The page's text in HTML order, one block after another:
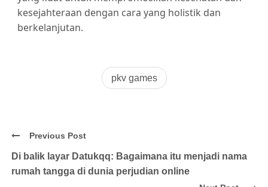
kesejahteraan dengan cara yang holistik dan
berkelanjutan.
pkv games
Previous Post
Di balik layar Datukqq: Bagaimana itu menjadi nama
rumah tangga di dunia perjudian online